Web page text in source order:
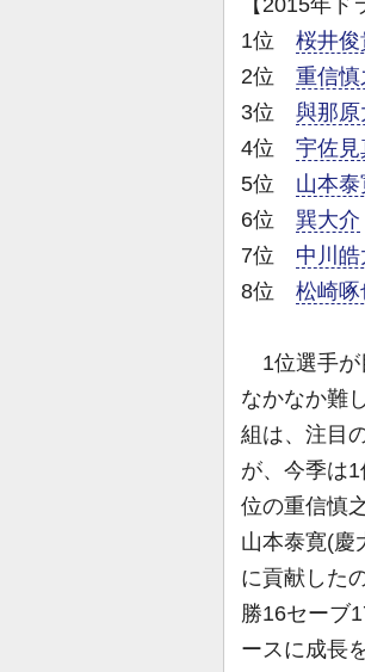
【2015年ド
1位 桜井俊
2位 重信慎
3位 與那原
4位 宇佐見
5位 山本泰
6位 巽大介
7位 中川皓
8位 松崎啄
1位選手が
なかなか難
組は、注目
が、今季は
位の重信慎
山本泰寛(慶
に貢献した
勝16セーブ
ースに成長